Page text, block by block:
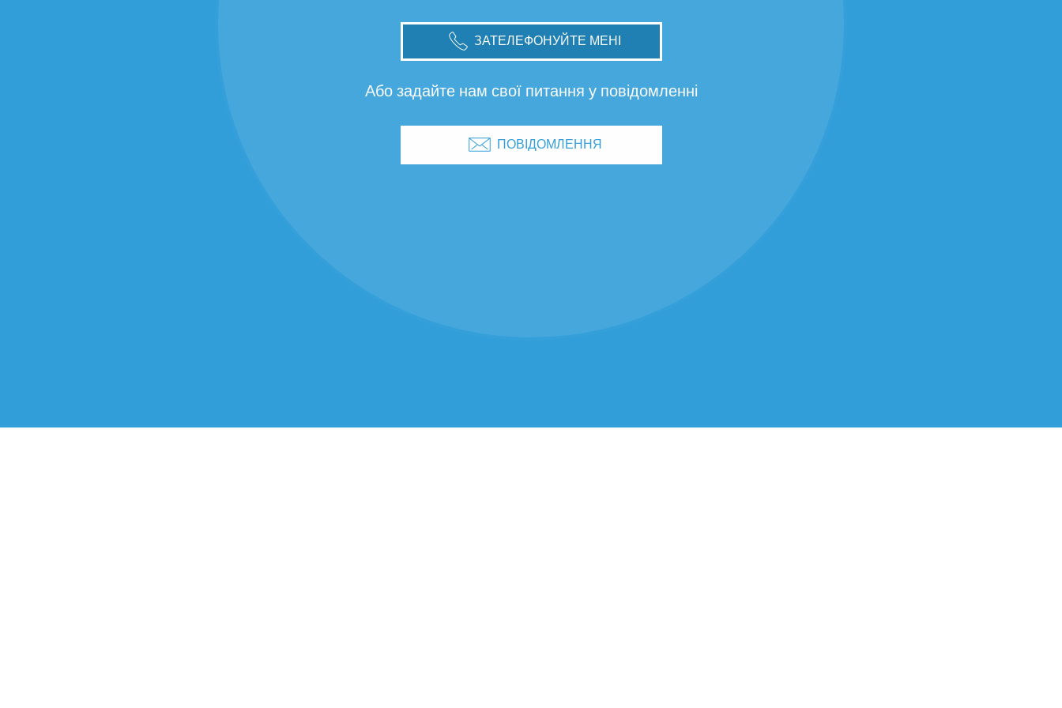
ЗАТЕЛЕФОНУЙТЕ МЕНІ
Або задайте нам свої питання у повідомленні
ПОВІДОМЛЕННЯ